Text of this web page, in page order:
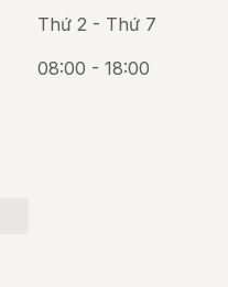
Thứ 2 - Thứ 7
08:00 - 18:00